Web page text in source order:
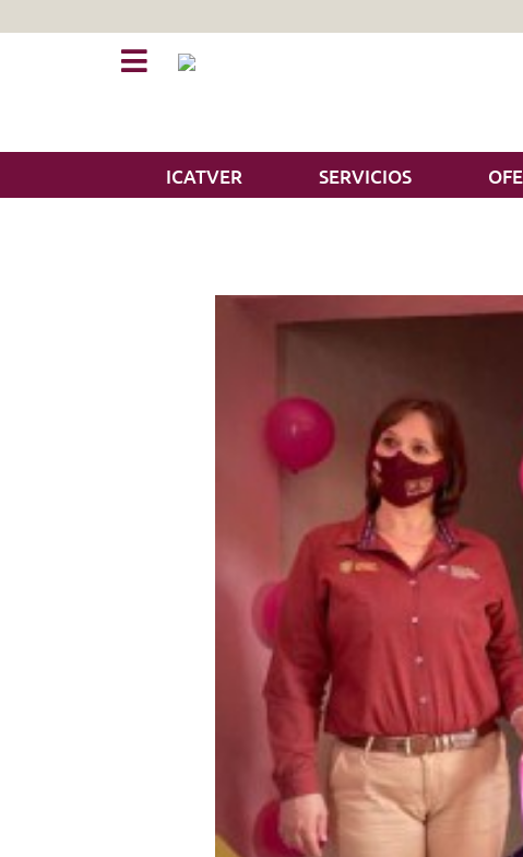
ICATVER SERVICIOS